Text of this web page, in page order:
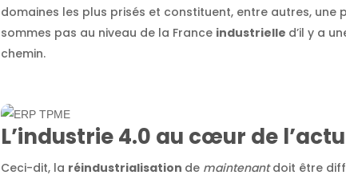
domaines les plus prisés et constituent, entre autres, une
sommes pas au niveau de la France industrielle d’il y a
chemin.
L’industrie 4.0 au cœur de
Ceci-dit, la réindustrialisation de maintenantdoit être